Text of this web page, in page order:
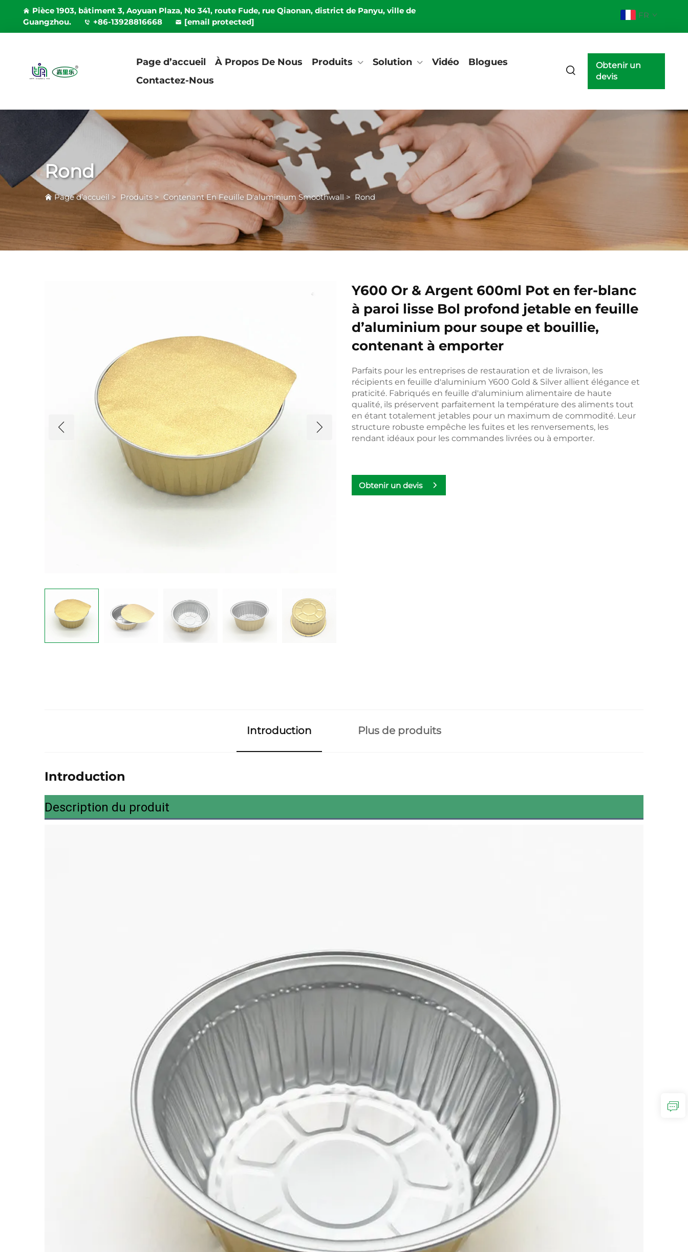
Pièce 1903, bâtiment 3, Aoyuan Plaza, No 341, route Fude, rue Qiaonan, district de Panyu, ville de
Guangzhou.
+86-13928816668 [email protected]
FR
Page d’accueil À Propos De Nous Produits Solution Vidéo
Blogues
Contactez-Nous
Obtenir un
devis
Rond
Page d’accueil > Produits> Contenant En Feuille D'aluminium Smoothwall > Rond
Y600 Or & Argent 600ml Pot en fer-blanc
à paroi lisse Bol profond jetable en feuille
d’aluminium pour soupe et bouillie,
contenant à emporter
Parfaits pour les entreprises de restauration et de livraison, les
récipients en feuille d'aluminium Y600 Gold & Silver allient élégance et
praticité. Fabriqués en feuille d'aluminium alimentaire de haute
qualité, ils préservent parfaitement la température des aliments tout
en étant totalement jetables pour un maximum de commodité. Leur
structure robuste empêche les fuites et les renversements, les
rendant idéaux pour les commandes livrées ou à emporter.
Obtenir un devis
Introduction Plus de produits
Introduction
Description du produit